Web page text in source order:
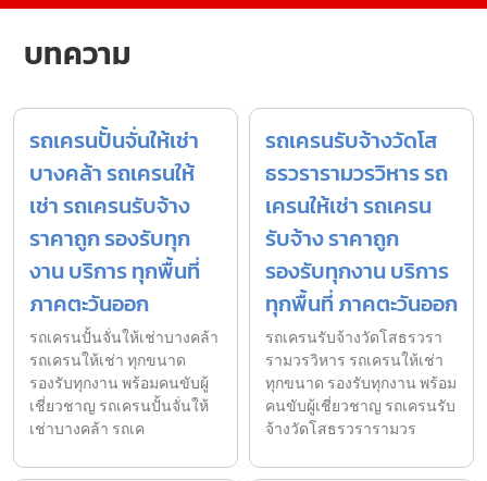
บทความ
รถเครนปั้นจั่นให้เช่า
บางคล้า รถเครนให้
เช่า รถเครนรับจ้าง
ราคาถูก รองรับทุก
งาน บริการ ทุกพื้นที่
ภาคตะวันออก
รถเครนปั้นจั่นให้เช่าบางคล้า
รถเครนให้เช่า ทุกขนาด
รองรับทุกงาน พร้อมคนขับผู้
เชี่ยวชาญ รถเครนปั้นจั่นให้
เช่าบางคล้า รถเค
รถเครนรับจ้างวัดโส
ธรวรารามวรวิหาร รถ
เครนให้เช่า รถเครน
รับจ้าง ราคาถูก
รองรับทุกงาน บริการ
ทุกพื้นที่ ภาคตะวันออก
รถเครนรับจ้างวัดโสธรวรา
รามวรวิหาร รถเครนให้เช่า
ทุกขนาด รองรับทุกงาน พร้อม
คนขับผู้เชี่ยวชาญ รถเครนรับ
จ้างวัดโสธรวรารามวร